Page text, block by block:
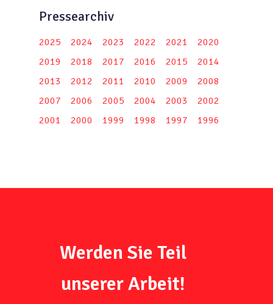
Pressearchiv
2025 2024 2023 2022 2021
2020
2019
2018 2017 2016 2015
2014
2013
2012 2011 2010 2009
2008
2007
2006 2005 2004 2003
2002
2001
2000 1999 1998 1997 1996
Werden Sie Teil
unserer Arbeit!